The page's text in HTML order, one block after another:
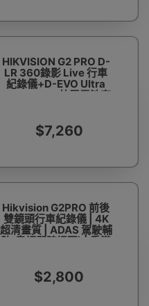
HIKVISION G2 PRO D-
LR 360錄影 Live 行車
紀錄儀+D-EVO Ultra
14800mAh 外置電池套
$7,260
Hikvision G2PRO 前後
雙鏡頭行車紀錄儀 | 4K
超清畫質 | ADAS 駕駛輔
助(粵語即時提醒) | 香港
$2,800